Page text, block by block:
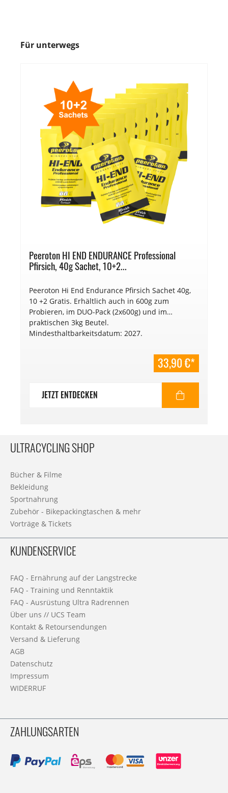
Für unterwegs
Peeroton HI END ENDURANCE Professional
Pfirsich, 40g Sachet, 10+2...
Peeroton Hi End Endurance Pfirsich Sachet 40g,
10 +2 Gratis. Erhältlich auch in 600g zum
Probieren, im DUO-Pack (2x600g) und im
praktischen 3kg Beutel.
Mindesthaltbarkeitsdatum: 2027.
33,90 €*
JETZT ENTDECKEN
ULTRACYCLING SHOP
Bücher & Filme
Bekleidung
Sportnahrung
Zubehör - Bikepackingtaschen & mehr
Vorträge & Tickets
KUNDENSERVICE
FAQ - Ernährung auf der Langstrecke
FAQ - Training und Renntaktik
FAQ - Ausrüstung Ultra Radrennen
Über uns // UCS Team
Kontakt & Retoursendungen
Versand & Lieferung
AGB
Datenschutz
Impressum
WIDERRUF
ZAHLUNGSARTEN